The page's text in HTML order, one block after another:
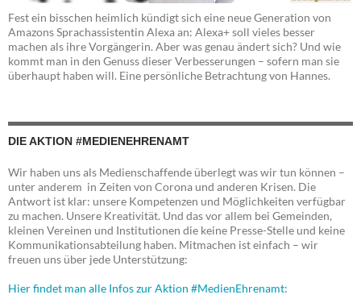
Fest ein bisschen heimlich kündigt sich eine neue Generation von
Amazons Sprachassistentin Alexa an: Alexa+ soll vieles besser
machen als ihre Vorgängerin. Aber was genau ändert sich? Und wie
kommt man in den Genuss dieser Verbesserungen – sofern man sie
überhaupt haben will. Eine persönliche Betrachtung von Hannes.
DIE AKTION #MEDIENEHRENAMT
Wir haben uns als Medienschaffende überlegt was wir tun können –
unter anderem in Zeiten von Corona und anderen Krisen. Die
Antwort ist klar: unsere Kompetenzen und Möglichkeiten verfügbar
zu machen. Unsere Kreativität. Und das vor allem bei Gemeinden,
kleinen Vereinen und Institutionen die keine Presse-Stelle und keine
Kommunikationsabteilung haben. Mitmachen ist einfach – wir
freuen uns über jede Unterstützung:
Hier findet man alle Infos zur Aktion #MedienEhrenamt: